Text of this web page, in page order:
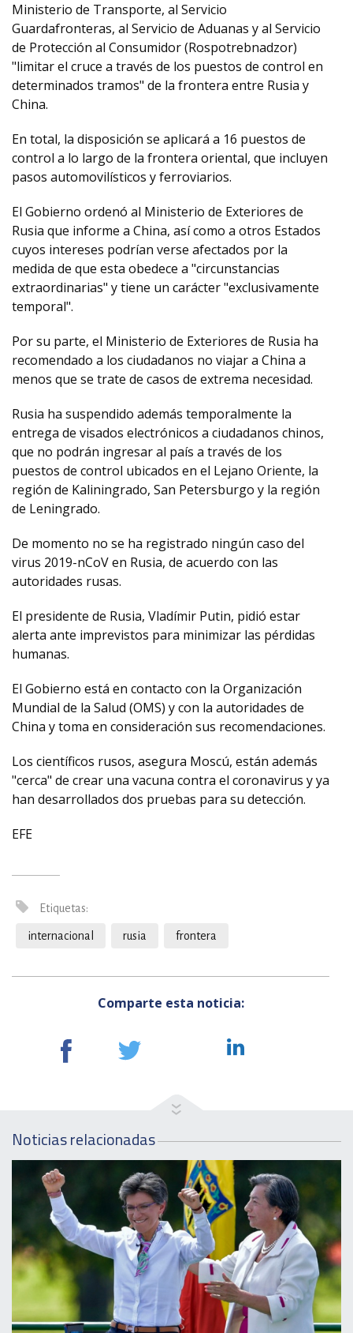
Ministerio de Transporte, al Servicio
Guardafronteras, al Servicio de Aduanas y al Servicio
de Protección al Consumidor (Rospotrebnadzor)
"limitar el cruce a través de los puestos de control en
determinados tramos" de la frontera entre Rusia y
China.
En total, la disposición se aplicará a 16 puestos de
control a lo largo de la frontera oriental, que incluyen
pasos automovilísticos y ferroviarios.
El Gobierno ordenó al Ministerio de Exteriores de
Rusia que informe a China, así como a otros Estados
cuyos intereses podrían verse afectados por la
medida de que esta obedece a "circunstancias
extraordinarias" y tiene un carácter "exclusivamente
temporal".
Por su parte, el Ministerio de Exteriores de Rusia ha
recomendado a los ciudadanos no viajar a China a
menos que se trate de casos de extrema necesidad.
Rusia ha suspendido además temporalmente la
entrega de visados electrónicos a ciudadanos chinos,
que no podrán ingresar al país a través de los
puestos de control ubicados en el Lejano Oriente, la
región de Kaliningrado, San Petersburgo y la región
de Leningrado.
De momento no se ha registrado ningún caso del
virus 2019-nCoV en Rusia, de acuerdo con las
autoridades rusas.
El presidente de Rusia, Vladímir Putin, pidió estar
alerta ante imprevistos para minimizar las pérdidas
humanas.
El Gobierno está en contacto con la Organización
Mundial de la Salud (OMS) y con la autoridades de
China y toma en consideración sus recomendaciones.
Los científicos rusos, asegura Moscú, están además
"cerca" de crear una vacuna contra el coronavirus y ya
han desarrollados dos pruebas para su detección.
EFE
Etiquetas:
internacional rusia frontera
Comparte esta noticia:
Noticias relacionadas